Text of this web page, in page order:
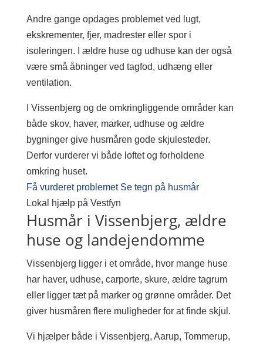
Andre gange opdages problemet ved lugt,
ekskrementer, fjer, madrester eller spor i
isoleringen. I ældre huse og udhuse kan der også
være små åbninger ved tagfod, udhæng eller
ventilation.
I Vissenbjerg og de omkringliggende områder kan
både skov, haver, marker, udhuse og ældre
bygninger give husmåren gode skjulesteder.
Derfor vurderer vi både loftet og forholdene
omkring huset.
Få vurderet problemet Se tegn på husmår
Lokal hjælp på Vestfyn
Husmår i Vissenbjerg, ældre
huse og landejendomme
Vissenbjerg ligger i et område, hvor mange huse
har haver, udhuse, carporte, skure, ældre tagrum
eller ligger tæt på marker og grønne områder. Det
giver husmåren flere muligheder for at finde skjul.
Vi hjælper både i Vissenbjerg, Aarup, Tommerup,